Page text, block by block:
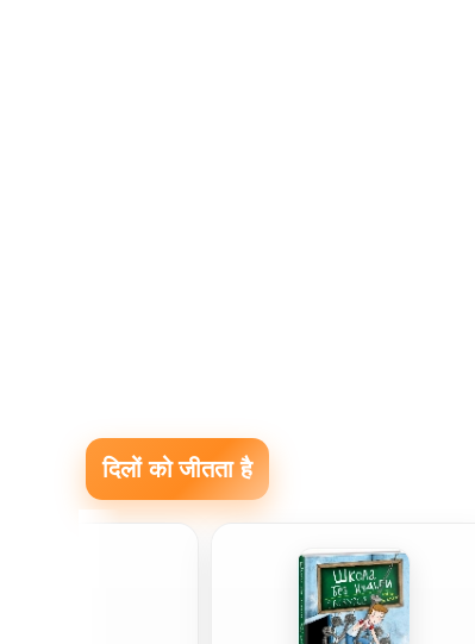
दिलों को जीतता है